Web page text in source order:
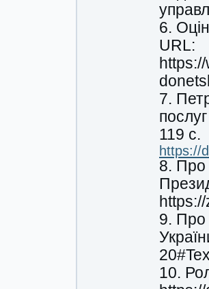
6.
URL:
7.
119 c.
https://
8. Про
9. Про
10.